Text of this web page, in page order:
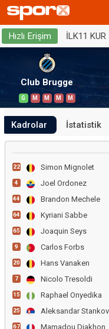
Hızlı Erişim İLK11 KUR
Club Brugge
G M M M M
Kadrolar İstatistik
22 Simon Mignolet
4 Joel Ordonez
44 Brandon Mechele
64 Kyriani Sabbe
65 Joaquin Seys
9 Carlos Forbs
20 Hans Vanaken
7 Nicolo Tresoldi
15 Raphael Onyedika
25
67 Mamadou Diakhon